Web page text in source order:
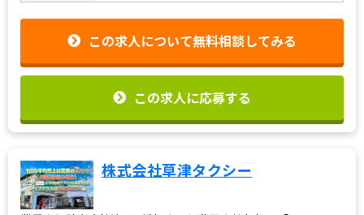
この求人について無料相談してみる
この求人に応募する
株式会社草津タクシー